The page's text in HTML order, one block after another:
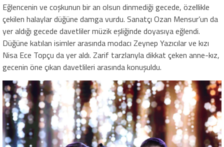
Eğlencenin ve coşkunun bir an olsun dinmediği gecede, özellikle
çekilen halaylar düğüne damga vurdu. Sanatçı Ozan Mensur’un da
yer aldığı gecede davetliler müzik eşliğinde doyasıya eğlendi.
Düğüne katılan isimler arasında modacı Zeynep Yazıcılar ve kızı
Nisa Ece Topçu da yer aldı. Zarif tarzlarıyla dikkat çeken anne-kız,
gecenin öne çıkan davetlileri arasında konuşuldu.